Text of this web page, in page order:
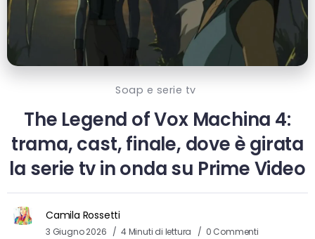
Soap e serie tv
The Legend of Vox Machina 4:
trama, cast, finale, dove è girata
la serie tv in onda su Prime Video
Camila Rossetti
3 Giugno 2026 4 Minuti di lettura 0 Commenti